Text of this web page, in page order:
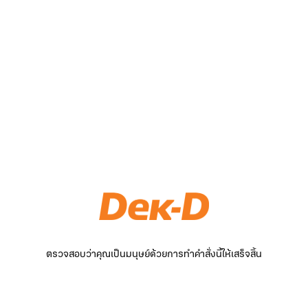
ตรวจสอบว่าคุณเป็นมนุษย์ด้วยการทำคำสั่งนี้ให้เสร็จสิ้น